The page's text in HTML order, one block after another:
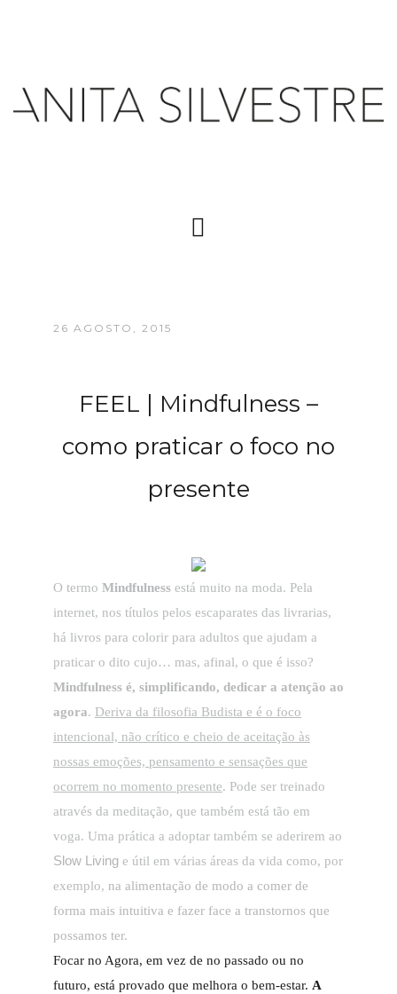
26 AGOSTO, 2015
FEEL | Mindfulness –
como praticar o foco no
presente
O termo Mindfulness está muito na moda. Pela
internet, nos títulos pelos escaparates das livrarias,
há livros para colorir para adultos que ajudam a
praticar o dito cujo… mas, afinal, o que é isso?
Mindfulness é, simplificando, dedicar a atenção ao
agora. Deriva da filosofia Budista e é o foco
intencional, não crítico e cheio de aceitação às
nossas emoções, pensamento e sensações que
ocorrem no momento presente. Pode ser treinado
através da meditação, que também está tão em
voga. Uma prática a adoptar também se aderirem ao
Slow Living e útil em várias áreas da vida como, por
exemplo, na alimentação de modo a comer de
forma mais intuitiva e fazer face a transtornos que
possamos ter.
Focar no Agora, em vez de no passado ou no
futuro, está provado que melhora o bem-estar. A